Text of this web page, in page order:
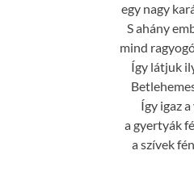
egy nagy
S ahány
mind
Így látjuk
Így igaz
a gyertyák
a szívek